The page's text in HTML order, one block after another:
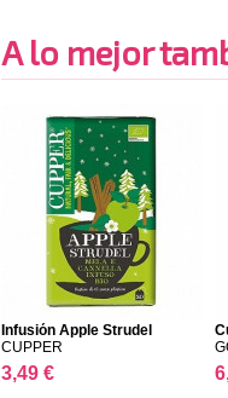
A lo mejor
Infusión Apple Strudel
CUPPER
3,49 €